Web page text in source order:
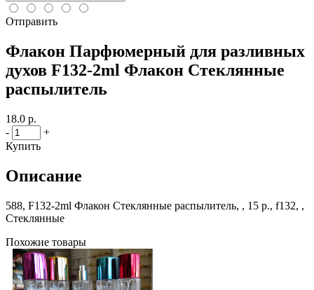
Отправить
Флакон Парфюмерный для разливных
духов F132-2ml Флакон Стеклянные
распылитель
18.0 р.
-
+
Купить
Описание
588, F132-2ml Флакон Стеклянные распылитель, , 15 р., f132, ,
Стеклянные
Похожие товары